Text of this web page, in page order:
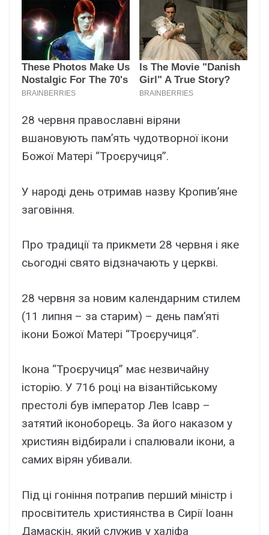
28 червня православні віряни
вшановують пам’ять чудотворної ікони
Божої Матері “Троєручиця”.
У народі день отримав назву Кропив’яне
заговіння.
Про традиції та прикмети 28 червня і яке
сьогодні свято відзначають у церкві.
28 червня за новим календарним стилем
(11 липня – за старим) – день пам’яті
ікони Божої Матері “Троєручиця”.
Ікона “Троєручиця” має незвичайну
історію. У 716 році на візантійському
престолі був імператор Лев Ісавр –
затятий іконоборець. За його наказом у
християн відбирали і спалювали ікони, а
самих вірян убивали.
Під ці гоніння потрапив перший міністр і
просвітитель християнства в Сирії Іоанн
Дамаскін, який служив у халіфа